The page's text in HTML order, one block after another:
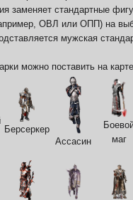
заменяет стандартные
ОВЛ или ОПП) на
мужская
можно поставить на
Берсеркер
Ассасин
маг